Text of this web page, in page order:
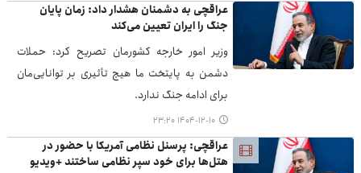
عراقچی به دشمنان هشدار داد: زمان پایان
جنگ را ایران تعیین می‌کند
وزیر امور خارجه کشورمان تصریح کرد: حملات
دشمن به پایتخت ما هیچ تأثیری بر توانایی‌مان
برای ادامه جنگ ندارد.
۱۴۰۴-۱۲-۱۰ ۲۳:۲۰
عراقچی: پرسنل نظامی آمریکا با حضور در
هتل‌ها برای خود سپر نظامی ساختند +ویدیو